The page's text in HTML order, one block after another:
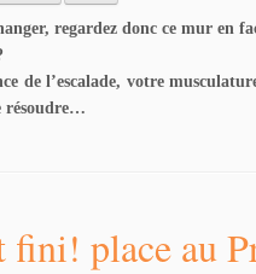
regardez donc ce mur en
de l’escalade, votre
résoudre…
fini! place au